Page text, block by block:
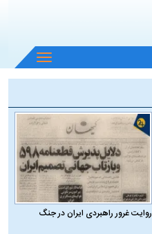
باز
و
منو
روایت غرور راهبردی ایران در جنگ